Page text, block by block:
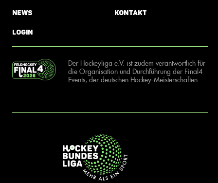
News
Login
Kontakt
Der Hockeyliga e.V. ist zudem verantwortlich für
die Organisation und Durchführung der Final4
Events, der deutschen Hockey-Meisterschaften.